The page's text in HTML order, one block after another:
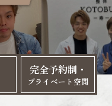
完全予約制・
プライベート空間